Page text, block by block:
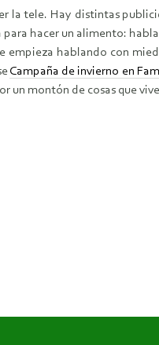
la tele. Hay distintas
hacer un alimento:
hablando con
Campaña de invierno en
un montón de cosas que